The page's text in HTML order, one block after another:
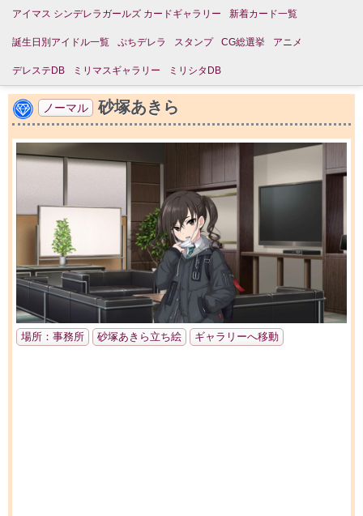
アイマス シンデレラガールズ カードギャラリー 新着カード一覧
誕生日別アイドル一覧 ぷちデレラ スタンプ CG総選挙 アニメ
デレステDB ミリマスギャラリー ミリシタDB
ノーマル 砂塚あきら
場所：事務所 砂塚あきら立ち絵 ギャラリーへ移動